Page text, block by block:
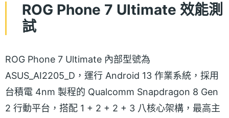
ROG Phone 7 Ultimate 效能測
試
ROG Phone 7 Ultimate 內部型號為
ASUS_AI2205_D，運行 Android 13 作業系統，採用
台積電 4nm 製程的 Qualcomm Snapdragon 8 Gen
2 行動平台，搭配 1 + 2 + 2 + 3 八核心架構，最高主